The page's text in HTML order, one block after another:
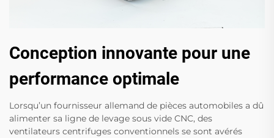
Conception innovante pour une
performance optimale
Lorsqu’un fournisseur allemand de pièces automobiles a dû
alimenter sa ligne de levage sous vide CNC, des
ventilateurs centrifuges conventionnels se sont avérés